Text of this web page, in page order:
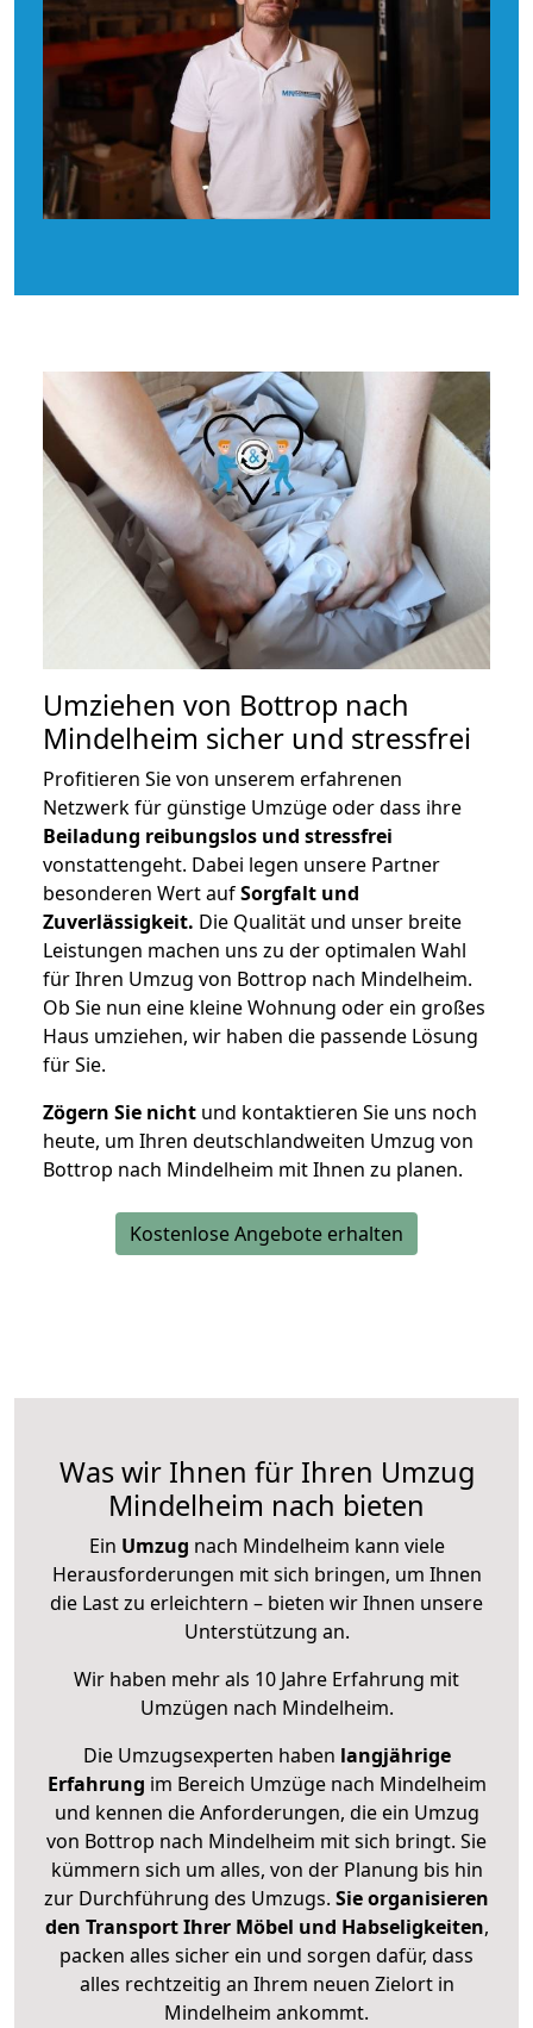
Umziehen von Bottrop nach
Mindelheim sicher und stressfrei
Profitieren Sie von unserem erfahrenen
Netzwerk für günstige Umzüge oder dass ihre
Beiladung reibungslos und stressfrei
vonstattengeht. Dabei legen unsere Partner
besonderen Wert aufSorgfalt und
Zuverlässigkeit. Die Qualität und unser breite
Leistungen machen uns zu der optimalen Wahl
für Ihren Umzug von Bottrop nach Mindelheim.
Ob Sie nun eine kleine Wohnung oder ein großes
Haus umziehen, wir haben die passende Lösung
für Sie.
Zögern Sie nicht und kontaktieren Sie uns noch
heute, um Ihren deutschlandweiten Umzug von
Bottrop nach Mindelheim mit Ihnen zu planen.
Kostenlose Angebote erhalten
Was wir Ihnen für Ihren Umzug
Mindelheim nach bieten
Ein Umzug nach Mindelheim kann viele
Herausforderungen mit sich bringen, um Ihnen
die Last zu erleichtern – bieten wir Ihnen unsere
Unterstützung an.
Wir haben mehr als 10 Jahre Erfahrung mit
Umzügen nach Mindelheim.
Die Umzugsexperten haben langjährige
Erfahrung im Bereich Umzüge nach Mindelheim
und kennen die Anforderungen, die ein Umzug
von Bottrop nach Mindelheim mit sich bringt. Sie
kümmern sich um alles, von der Planung bis hin
zur Durchführung des Umzugs. Sie organisieren
den Transport Ihrer Möbel und Habseligkeiten,
packen alles sicher ein und sorgen dafür, dass
alles rechtzeitig an Ihrem neuen Zielort in
Mindelheim ankommt.